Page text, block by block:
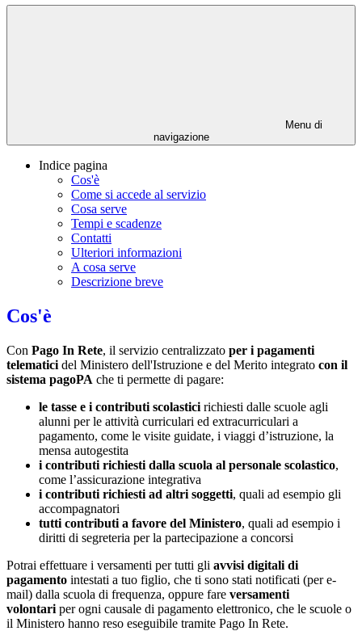
Menu di
navigazione
Indice pagina
Cos'è
Come si accede al servizio
Cosa serve
Tempi e scadenze
Contatti
Ulteriori informazioni
A cosa serve
Descrizione breve
Cos'è
Con Pago In Rete, il servizio centralizzato per i pagamenti
telematici del Ministero dell'Istruzione e del Merito integrato con il
sistema pagoPA che ti permette di pagare:
le tasse e i contributi scolastici richiesti dalle scuole agli
alunni per le attività curriculari ed extracurriculari a
pagamento, come le visite guidate, i viaggi d’istruzione, la
mensa autogestita
i contributi richiesti dalla scuola al personale scolastico,
come l’assicurazione integrativa
i contributi richiesti ad altri soggetti, quali ad esempio gli
accompagnatori
tutti contributi a favore del Ministero, quali ad esempio i
diritti di segreteria per la partecipazione a concorsi
Potrai effettuare i versamenti per tutti gli avvisi digitali di
pagamento intestati a tuo figlio, che ti sono stati notificati (per e-
mail) dalla scuola di frequenza, oppure fare versamenti
volontari per ogni causale di pagamento elettronico, che le scuole o
il Ministero hanno reso eseguibile tramite Pago In Rete.